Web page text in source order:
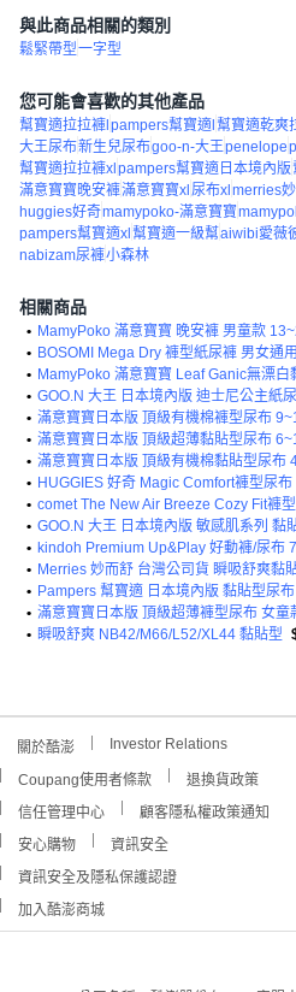
與此商品相關的類別
鬆緊帶型一字型
您可能會喜歡的其他產品
幫寶適拉拉褲l pampers幫寶適l 幫寶適乾爽
大王尿布新生兒尿布goo-n-大王penelope
幫寶適拉拉褲xl pampers幫寶適日本境內版
滿意寶寶晚安褲滿意寶寶xl 尿布xl merries
huggies好奇mamypoko-滿意寶寶
pampers幫寶適xl 幫寶適一級幫aiwibi愛薇
nabizam尿褲小森林
相關商品
• MamyPoko 滿意寶寶 晚安褲 男童款
• BOSOMI Mega Dry 褲型紙尿褲 男女通用
• MamyPoko 滿意寶寶 Leaf Ganic無漂白
• GOO.N 大王 日本境內版 迪士尼公主紙
• 滿意寶寶日本版 頂級有機棉褲型尿布
• 滿意寶寶日本版 頂級超薄黏貼型尿布
• 滿意寶寶日本版 頂級有機棉黏貼型尿布
• HUGGIES 好奇 Magic Comfort褲型尿布
• comet The New Air Breeze Cozy Fit褲
• GOO.N 大王 日本境內版 敏感肌系列 黏
• kindoh Premium Up&Play 好動褲/尿布
• Merries 妙而舒 台灣公司貨 瞬吸舒爽黏
• Pampers 幫寶適 日本境內版 黏貼型尿
• 滿意寶寶日本版 頂級超薄褲型尿布 女童
• 瞬吸舒爽 NB42/M66/L52/XL44 黏貼型
關於酷澎 Investor Relations
Coupang使用者條款
退換貨政策
信任管理中心
顧客隱私權政策通知
安心購物
資訊安全
資訊安全及隱私保護認證
加入酷澎商城